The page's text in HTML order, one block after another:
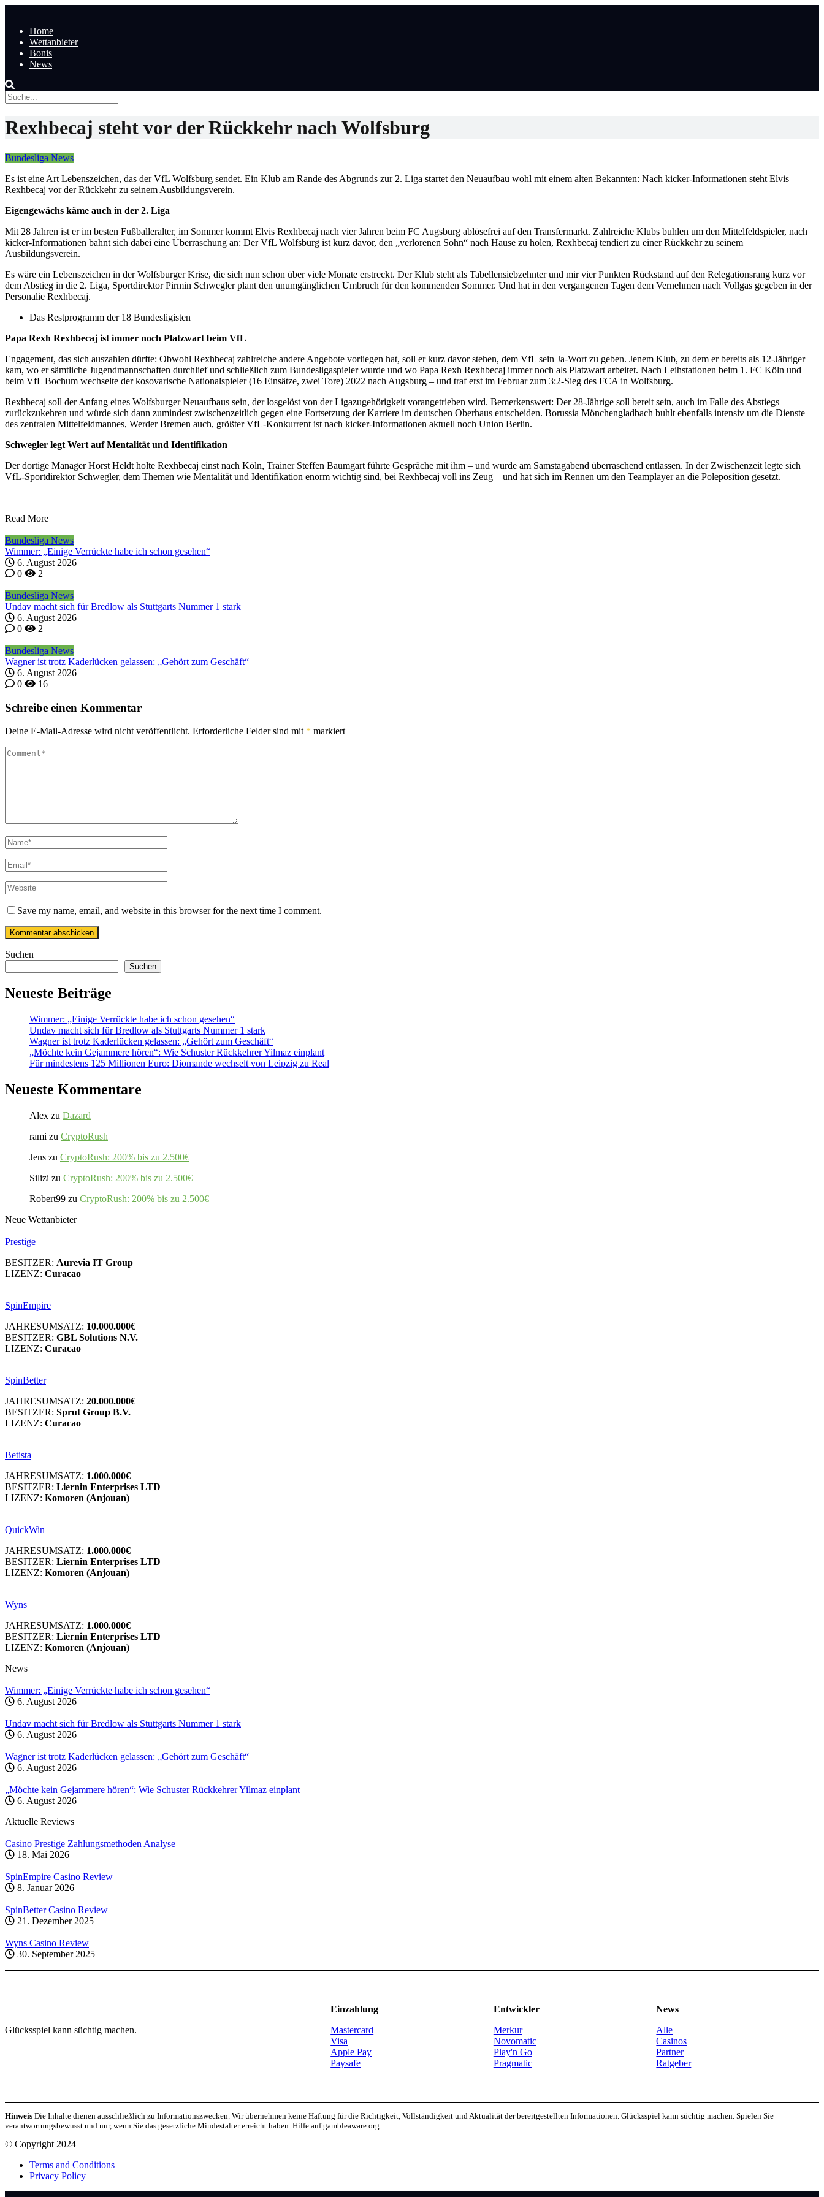
Home
Wettanbieter
Bonis
News
Rexhbecaj steht vor der Rückkehr nach Wolfsburg
Bundesliga News
Es ist eine Art Lebenszeichen, das der VfL Wolfsburg sendet. Ein Klub am Rande des Abgrunds zur 2. Liga startet den Neuaufbau wohl mit einem alten Bekannten: Nach kicker-Informationen steht Elvis
Rexhbecaj vor der Rückkehr zu seinem Ausbildungsverein.
Eigengewächs käme auch in der 2. Liga
Mit 28 Jahren ist er im besten Fußballeralter, im Sommer kommt Elvis Rexhbecaj nach vier Jahren beim FC Augsburg ablösefrei auf den Transfermarkt. Zahlreiche Klubs buhlen um den Mittelfeldspieler, nach
kicker-Informationen bahnt sich dabei eine Überraschung an: Der VfL Wolfsburg ist kurz davor, den „verlorenen Sohn“ nach Hause zu holen, Rexhbecaj tendiert zu einer Rückkehr zu seinem
Ausbildungsverein.
Es wäre ein Lebenszeichen in der Wolfsburger Krise, die sich nun schon über viele Monate erstreckt. Der Klub steht als Tabellensiebzehnter und mir vier Punkten Rückstand auf den Relegationsrang kurz vor
dem Abstieg in die 2. Liga, Sportdirektor Pirmin Schwegler plant den unumgänglichen Umbruch für den kommenden Sommer. Und hat in den vergangenen Tagen dem Vernehmen nach Vollgas gegeben in der
Personalie Rexhbecaj.
Das Restprogramm der 18 Bundesligisten
Papa Rexh Rexhbecaj ist immer noch Platzwart beim VfL
Engagement, das sich auszahlen dürfte: Obwohl Rexhbecaj zahlreiche andere Angebote vorliegen hat, soll er kurz davor stehen, dem VfL sein Ja-Wort zu geben. Jenem Klub, zu dem er bereits als 12-Jähriger
kam, wo er sämtliche Jugendmannschaften durchlief und schließlich zum Bundesligaspieler wurde und wo Papa Rexh Rexhbecaj immer noch als Platzwart arbeitet. Nach Leihstationen beim 1. FC Köln und
beim VfL Bochum wechselte der kosovarische Nationalspieler (16 Einsätze, zwei Tore) 2022 nach Augsburg – und traf erst im Februar zum 3:2-Sieg des FCA in Wolfsburg.
Rexhbecaj soll der Anfang eines Wolfsburger Neuaufbaus sein, der losgelöst von der Ligazugehörigkeit vorangetrieben wird. Bemerkenswert: Der 28-Jährige soll bereit sein, auch im Falle des Abstiegs
zurückzukehren und würde sich dann zumindest zwischenzeitlich gegen eine Fortsetzung der Karriere im deutschen Oberhaus entscheiden. Borussia Mönchengladbach buhlt ebenfalls intensiv um die Dienste
des zentralen Mittelfeldmannes, Werder Bremen auch, größter VfL-Konkurrent ist nach kicker-Informationen aktuell noch Union Berlin.
Schwegler legt Wert auf Mentalität und Identifikation
Der dortige Manager Horst Heldt holte Rexhbecaj einst nach Köln, Trainer Steffen Baumgart führte Gespräche mit ihm – und wurde am Samstagabend überraschend entlassen. In der Zwischenzeit legte sich
VfL-Sportdirektor Schwegler, dem Themen wie Mentalität und Identifikation enorm wichtig sind, bei Rexhbecaj voll ins Zeug – und hat sich im Rennen um den Teamplayer an die Poleposition gesetzt.
Read More
Bundesliga News
Wimmer: „Einige Verrückte habe ich schon gesehen“
6. August 2026
0
2
Bundesliga News
Undav macht sich für Bredlow als Stuttgarts Nummer 1 stark
6. August 2026
0
2
Bundesliga News
Wagner ist trotz Kaderlücken gelassen: „Gehört zum Geschäft“
6. August 2026
0
16
Schreibe einen Kommentar
Deine E-Mail-Adresse wird nicht veröffentlicht. Erforderliche Felder sind mit * markiert
Save my name, email, and website in this browser for the next time I comment.
Suchen
Suchen
Neueste Beiträge
Wimmer: „Einige Verrückte habe ich schon gesehen“
Undav macht sich für Bredlow als Stuttgarts Nummer 1 stark
Wagner ist trotz Kaderlücken gelassen: „Gehört zum Geschäft“
„Möchte kein Gejammere hören“: Wie Schuster Rückkehrer Yilmaz einplant
Für mindestens 125 Millionen Euro: Diomande wechselt von Leipzig zu Real
Neueste Kommentare
Alex zu Dazard
rami zu CryptoRush
Jens zu CryptoRush: 200% bis zu 2.500€
Silizi zu CryptoRush: 200% bis zu 2.500€
Robert99 zu CryptoRush: 200% bis zu 2.500€
Neue Wettanbieter
Prestige
BESITZER: Aurevia IT Group
LIZENZ: Curacao
SpinEmpire
JAHRESUMSATZ: 10.000.000€
BESITZER: GBL Solutions N.V.
LIZENZ: Curacao
SpinBetter
JAHRESUMSATZ: 20.000.000€
BESITZER: Sprut Group B.V.
LIZENZ: Curacao
Betista
JAHRESUMSATZ: 1.000.000€
BESITZER: Liernin Enterprises LTD
LIZENZ: Komoren (Anjouan)
QuickWin
JAHRESUMSATZ: 1.000.000€
BESITZER: Liernin Enterprises LTD
LIZENZ: Komoren (Anjouan)
Wyns
JAHRESUMSATZ: 1.000.000€
BESITZER: Liernin Enterprises LTD
LIZENZ: Komoren (Anjouan)
News
Wimmer: „Einige Verrückte habe ich schon gesehen“
6. August 2026
Undav macht sich für Bredlow als Stuttgarts Nummer 1 stark
6. August 2026
Wagner ist trotz Kaderlücken gelassen: „Gehört zum Geschäft“
6. August 2026
„Möchte kein Gejammere hören“: Wie Schuster Rückkehrer Yilmaz einplant
6. August 2026
Aktuelle Reviews
Casino Prestige Zahlungsmethoden Analyse
18. Mai 2026
SpinEmpire Casino Review
8. Januar 2026
SpinBetter Casino Review
21. Dezember 2025
Wyns Casino Review
30. September 2025
Glücksspiel kann süchtig machen.
Einzahlung
Mastercard
Visa
Apple Pay
Paysafe
Entwickler
Merkur
Novomatic
Play'n Go
Pragmatic
News
Alle
Casinos
Partner
Ratgeber
Hinweis Die Inhalte dienen ausschließlich zu Informationszwecken. Wir übernehmen keine Haftung für die Richtigkeit, Vollständigkeit und Aktualität der bereitgestellten Informationen. Glücksspiel kann süchtig machen. Spielen Sie
verantwortungsbewusst und nur, wenn Sie das gesetzliche Mindestalter erreicht haben. Hilfe auf gambleaware.org
© Copyright 2024
Terms and Conditions
Privacy Policy